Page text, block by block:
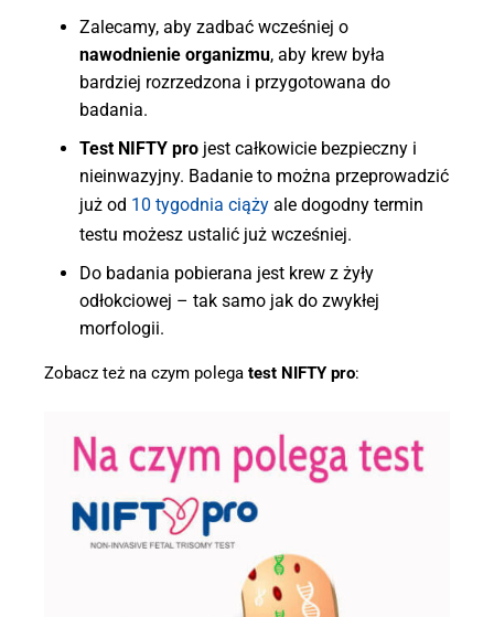
Zalecamy, aby zadbać wcześniej o
nawodnienie organizmu, aby krew była
bardziej rozrzedzona i przygotowana do
badania.
Test NIFTY pro jest całkowicie bezpieczny i
nieinwazyjny. Badanie to można przeprowadzić
już od 10 tygodnia ciąży ale dogodny termin
testu możesz ustalić już wcześniej.
Do badania pobierana jest krew z żyły
odłokciowej – tak samo jak do zwykłej
morfologii.
Zobacz też na czym polega test NIFTY pro: